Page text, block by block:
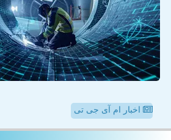
اخبار ام آی جی تی